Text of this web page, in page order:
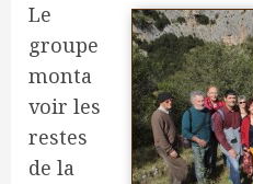
Le
groupe
monta
voir les
restes
de la